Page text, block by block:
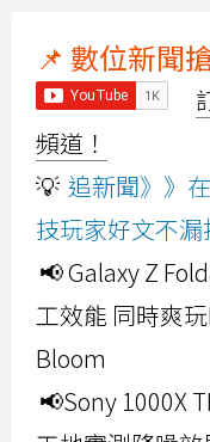
📌 數位新聞
頻道！
💡 追新聞》》
技玩家好文不漏
📢 Galaxy Z
工效能 同時爽
Bloom
📢Sony 1000X